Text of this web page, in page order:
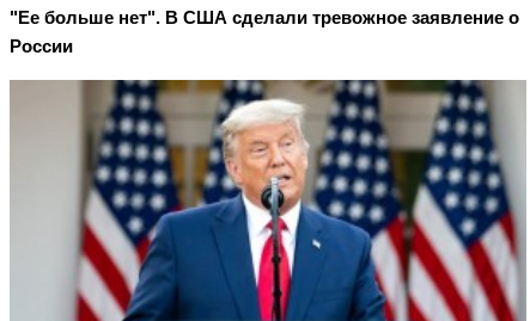
"Ее больше нет". В США сделали тревожное заявление о
России